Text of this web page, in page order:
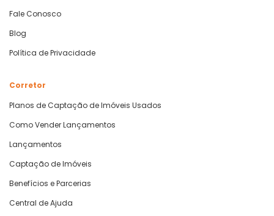
Fale Conosco
Blog
Política de Privacidade
Corretor
Planos de Captação de Imóveis Usados
Como Vender Lançamentos
Lançamentos
Captação de Imóveis
Benefícios e Parcerias
Central de Ajuda